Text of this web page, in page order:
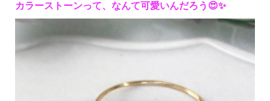
カラーストーンって、なんて可愛いんだろう😍✨